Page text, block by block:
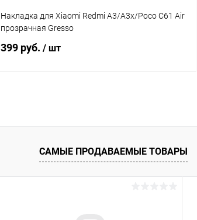
Накладка для Xiaomi Redmi A3/A3x/Poco C61 Air
прозрачная Gresso
399 руб. / шт
К сравнению
В избранное В наличии
САМЫЕ ПРОДАВАЕМЫЕ ТОВАРЫ